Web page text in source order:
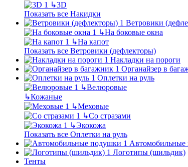
↳3D
Показать все Накидки
Ветровики
↳На боковые окна
↳На капот
Показать все Ветровики (дефлекторы)
Накладки на пороги
Органайзер в
Оплетки на руль
↳Велюровые
↳Кожаные
↳Меховые
↳Со стразами
↳Экокожа
Показать все Оплетки на руль
Автомобильные
Логотипы (шильдик)
Тенты